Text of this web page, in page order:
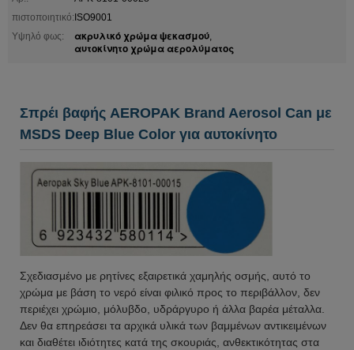
πιστοποιητικό:ISO9001
Υψηλό φως:
ακρυλικό χρώμα ψεκασμού,
αυτοκίνητο χρώμα αερολύματος
Σπρέι βαφής AEROPAK Brand Aerosol Can με
MSDS Deep Blue Color για αυτοκίνητο
Σχεδιασμένο με ρητίνες εξαιρετικά χαμηλής οσμής, αυτό το
χρώμα με βάση το νερό είναι φιλικό προς το περιβάλλον, δεν
περιέχει χρώμιο, μόλυβδο, υδράργυρο ή άλλα βαρέα μέταλλα.
Δεν θα επηρεάσει τα αρχικά υλικά των βαμμένων αντικειμένων
και διαθέτει ιδιότητες κατά της σκουριάς, ανθεκτικότητας στα